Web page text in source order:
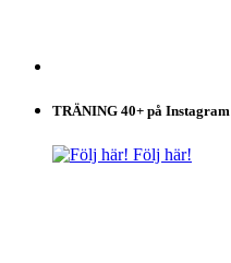
TRÄNING 40+ på Instagram
Följ här!